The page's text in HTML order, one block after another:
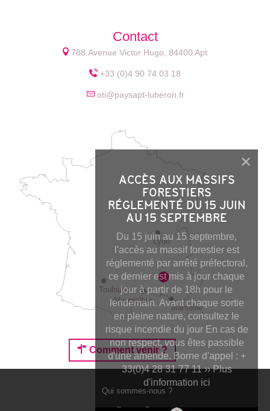
ACCÈS AUX MASSIFS
FORESTIERS
RÉGLEMENTÉ DU 15 JUIN
AU 15 SEPTEMBRE
Du 15 juin au 15 septembre,
l'accès au massif forestier est
réglementé par arrêté préfectoral,
ce dernier est mis à jour chaque
jour à partir de 18h pour le
lendemain. Avant chaque sortie
en pleine nature, consultez le
risque incendie du jour En cas de
non respect, vous êtes passible
d'une amende. Borne d'appel : +
33(0)4 28 31 77 11 ›› Plus
d'information ici
Contact
788 Avenue Victor Hugo, 84400 Apt
+33 (0)4 90 74 03 18
oti@paysapt-luberon.fr
Lyon
Montpellier
Toulouse
Marseille
Comment venir ?
Qui sommes-nous ?